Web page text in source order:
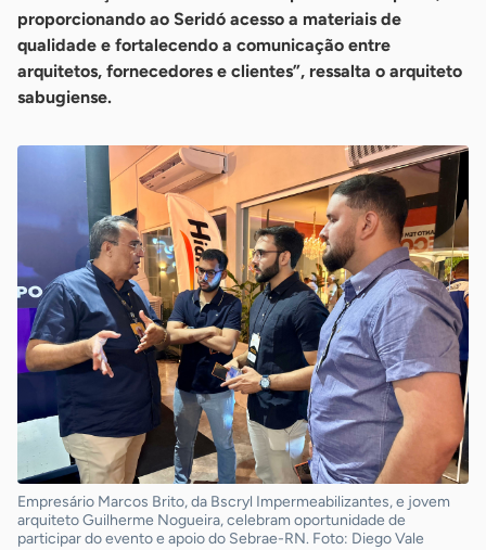
proporcionando ao Seridó acesso a materiais de
qualidade e fortalecendo a comunicação entre
arquitetos, fornecedores e clientes”, ressalta o arquiteto
sabugiense.
Empresário Marcos Brito, da Bscryl Impermeabilizantes, e jovem
arquiteto Guilherme Nogueira, celebram oportunidade de
participar do evento e apoio do Sebrae-RN. Foto: Diego Vale